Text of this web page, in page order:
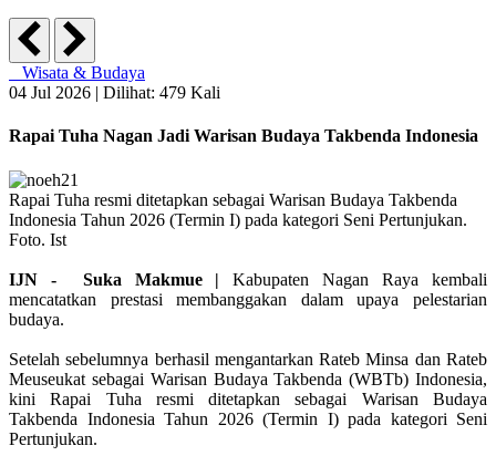
Wisata & Budaya
04 Jul 2026 | Dilihat: 479 Kali
Rapai Tuha Nagan Jadi Warisan Budaya Takbenda Indonesia
Rapai Tuha resmi ditetapkan sebagai Warisan Budaya Takbenda
Indonesia Tahun 2026 (Termin I) pada kategori Seni Pertunjukan.
Foto. Ist
IJN - Suka Makmue | Kabupaten Nagan Raya kembali
mencatatkan prestasi membanggakan dalam upaya pelestarian
budaya.
Setelah sebelumnya berhasil mengantarkan Rateb Minsa dan Rateb
Meuseukat sebagai Warisan Budaya Takbenda (WBTb) Indonesia,
kini Rapai Tuha resmi ditetapkan sebagai Warisan Budaya
Takbenda Indonesia Tahun 2026 (Termin I) pada kategori Seni
Pertunjukan.